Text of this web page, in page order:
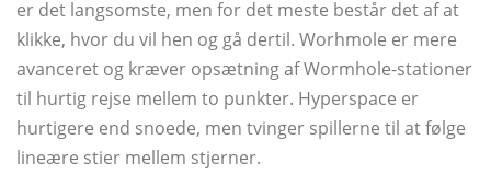
er det langsomste, men for det meste består det af at
klikke, hvor du vil hen og gå dertil. Worhmole er mere
avanceret og kræver opsætning af Wormhole-stationer
til hurtig rejse mellem to punkter. Hyperspace er
hurtigere end snoede, men tvinger spillerne til at følge
lineære stier mellem stjerner.